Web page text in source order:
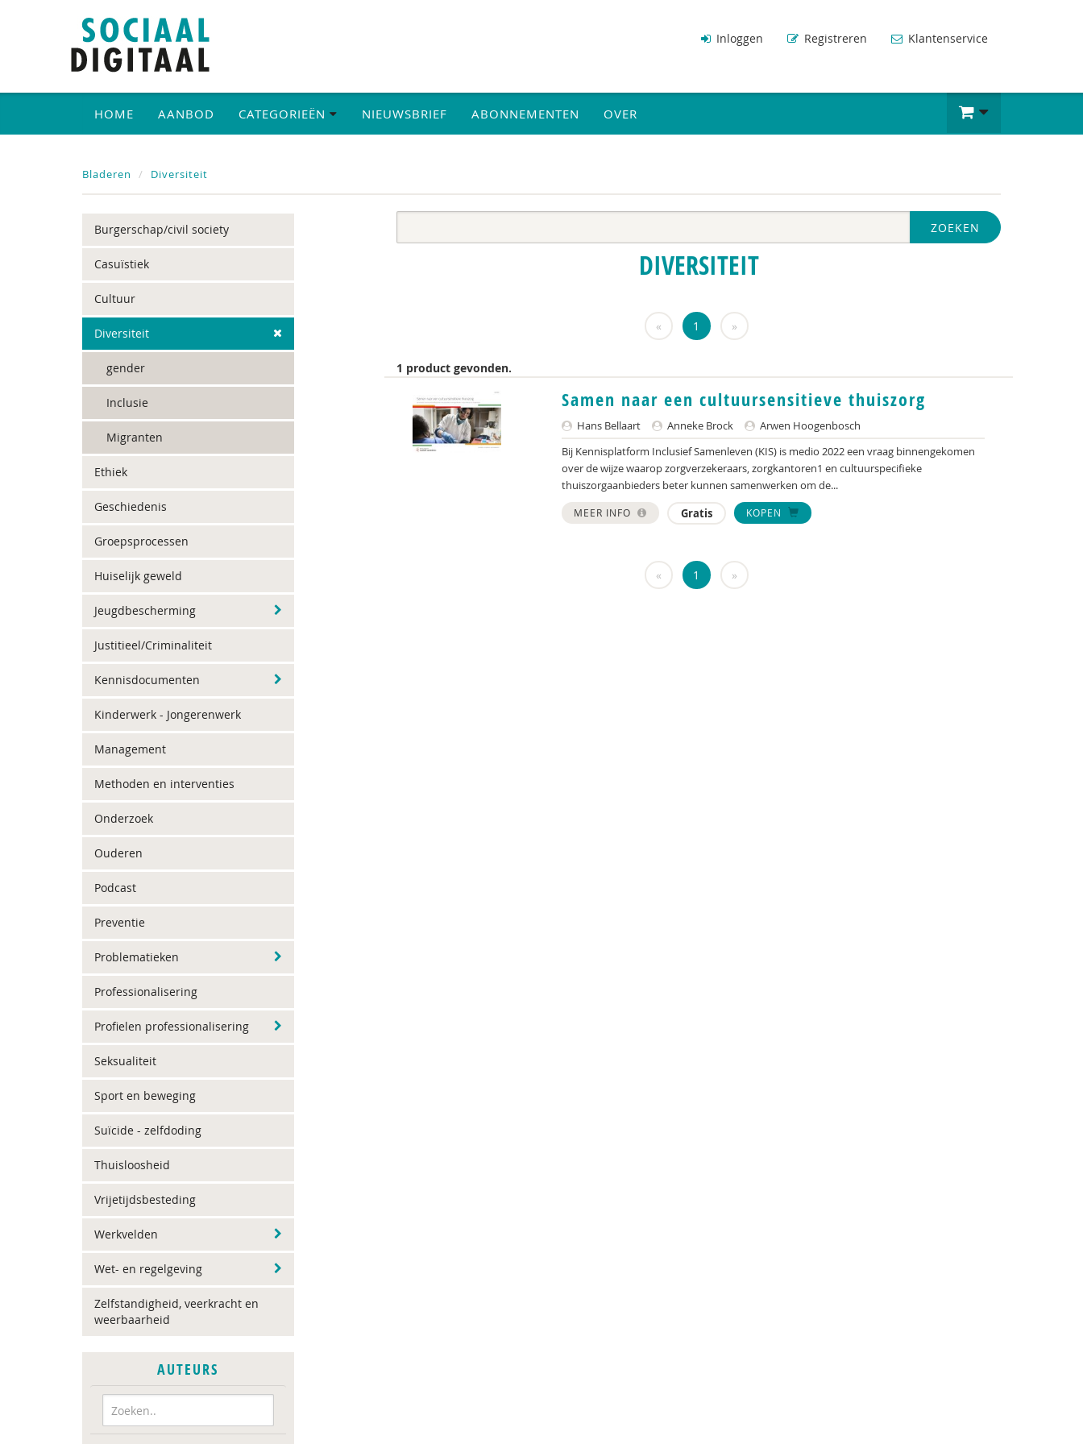
Inloggen Registreren Klantenservice
HOME AANBOD CATEGORIEËN NIEUWSBRIEF ABONNEMENTEN OVER
Bladeren Diversiteit
Burgerschap/civil society
Casuïstiek
Cultuur
Diversiteit
gender
Inclusie
Migranten
Ethiek
Geschiedenis
Groepsprocessen
Huiselijk geweld
Jeugdbescherming
Justitieel/Criminaliteit
Kennisdocumenten
Kinderwerk - Jongerenwerk
Management
Methoden en interventies
Onderzoek
Ouderen
Podcast
Preventie
Problematieken
Professionalisering
Profielen professionalisering
Seksualiteit
Sport en beweging
Suïcide - zelfdoding
Thuisloosheid
Vrijetijdsbesteding
Werkvelden
Wet- en regelgeving
Zelfstandigheid, veerkracht en
weerbaarheid
AUTEURS
ZOEKEN
DIVERSITEIT
« 1 »
1 product gevonden.
Samen naar een cultuursensitieve thuiszorg
Hans Bellaart Anneke Brock
Arwen Hoogenbosch
Bij Kennisplatform Inclusief Samenleven (KIS) is medio 2022 een vraag binnengekomen
over de wijze waarop zorgverzekeraars, zorgkantoren1 en cultuurspecifieke
thuiszorgaanbieders beter kunnen samenwerken om de...
MEER INFO Gratis KOPEN
« 1 »